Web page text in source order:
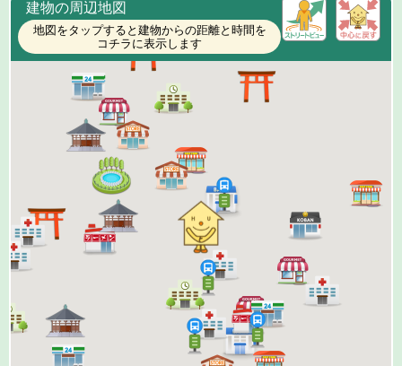
建物の周辺地図
地図をタップすると建物からの距離と時間を
コチラに表示します